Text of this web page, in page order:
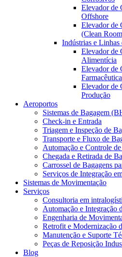
Elevador de
Offshore
Elevador de
(Clean
Indústrias e Linhas
Elevador de
Alimentícia
Elevador de
Farmacêutica
Elevador de
Produção
Aeroportos
Sistemas de Bagagem
Check-in e Entrada
Triagem e Inspeção de
Transporte e Fluxo de
Automação e Controle
Chegada e Retirada de
Carrossel de Bagagens
Serviços de Integração
Sistemas de Movimentação
Serviços
Consultoria em
Automação e Integração
Engenharia de
Retrofit e Modernização
Manutenção e Suporte
Peças de Reposição
Blog